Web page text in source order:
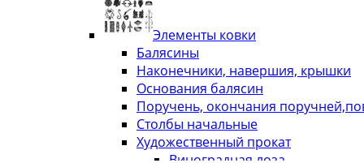
Элементы ковки
Балясины
Наконечники, навершия, крышки
Основания балясин
Поручень, окончания
Столбы начальные
Художественный прокат